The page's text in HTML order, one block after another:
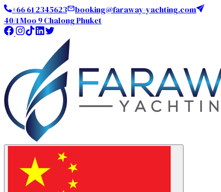
+66 61 2345623
booking@faraway-yachting.com
40/1 Moo 9 Chalong Phuket